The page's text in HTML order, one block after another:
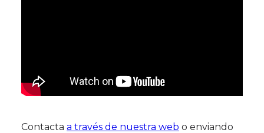
Contacta a través de nuestra web o enviando